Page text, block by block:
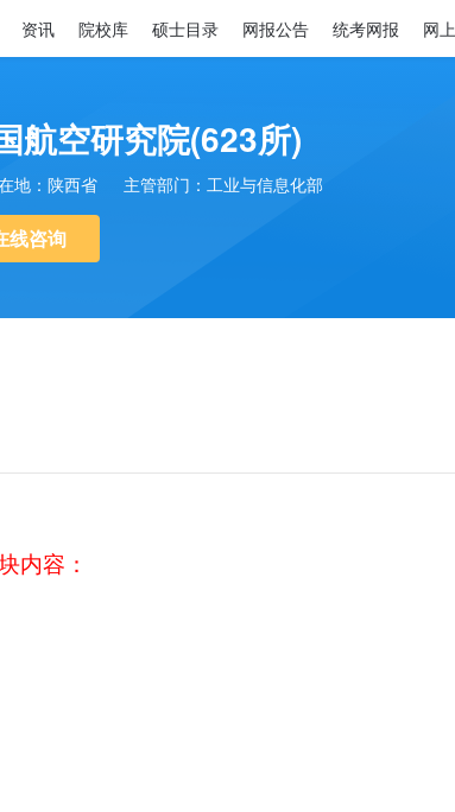
资讯 院校库 硕士目录 网报公告 统考网报 网
航空研究院(623所)
地：陕西省 主管部门：工业与信息化部
线咨询
内容：